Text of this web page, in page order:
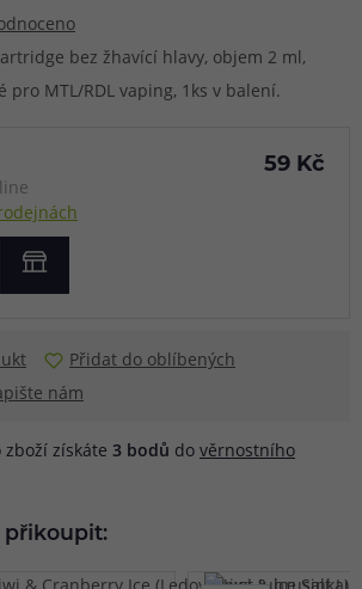
bez žhavící hlavy, objem 2 ml,
MTL/RDL vaping, 1ks v balení.
59 Kč
Přidat do oblíbených
nám
získáte 3 bodů do věrnostního
přikoupit: